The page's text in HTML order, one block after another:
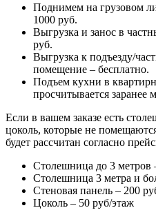
Поднимем на грузовом
1000 руб.
Выгрузка и занос в
руб.
Выгрузка к подъезду/
помещение – бесплатно.
Подъем кухни в
просчитывается заранее
Если в вашем заказе есть
цоколь, которые не
будет рассчитан согласно
Столешница до 3 метров
Столешница 3 метра и
Стеновая панель – 200
Цоколь – 50 руб/этаж